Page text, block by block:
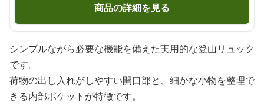
商品の詳細を見る
シンプルながら必要な機能を備えた実用的な登山リュック
です。
荷物の出し入れがしやすい開口部と、細かな小物を整理で
きる内部ポケットが特徴です。